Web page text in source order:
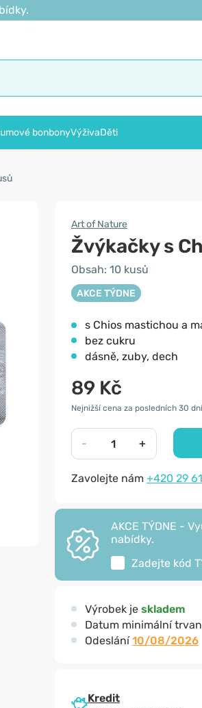
bonbonyVýživaDěti
Art of Nature
Žvýkačky s
Obsah: 10 kusů
AKCE TÝDNE
s Chios mastichou a
bez cukru
dásně, zuby, dech
89 Kč
Nejnižší cena za posledních 30
- +
Zavolejte nám +420 29
AKCE TÝDNE -
nabídky.
Zadejte kód
Výrobek je skladem
Datum minimální
Odeslání10/08/2026
Kredit